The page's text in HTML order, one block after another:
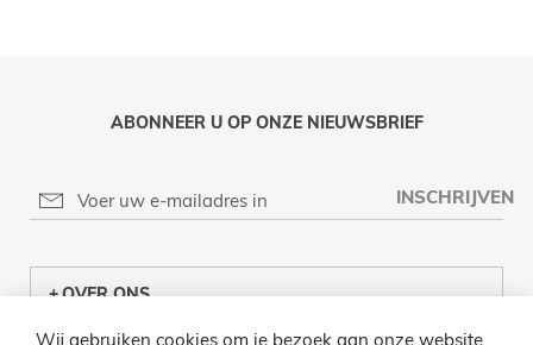
ABONNEER U OP ONZE NIEUWSBRIEF
INSCHRIJVEN
OVER ONS
Wij gebruiken cookies om je bezoek aan onze website